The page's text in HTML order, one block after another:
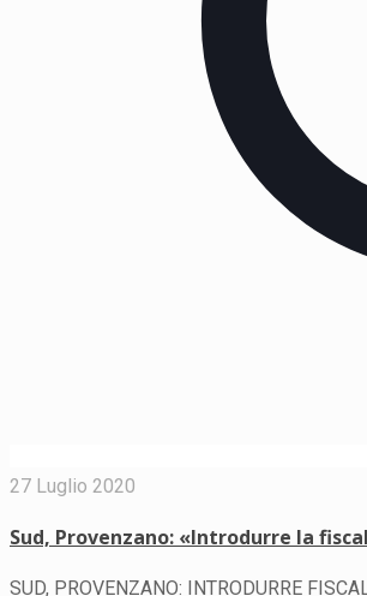
27 Luglio 2020
Sud, Provenzano: «Introdurre la
SUD, PROVENZANO: INTRODURRE